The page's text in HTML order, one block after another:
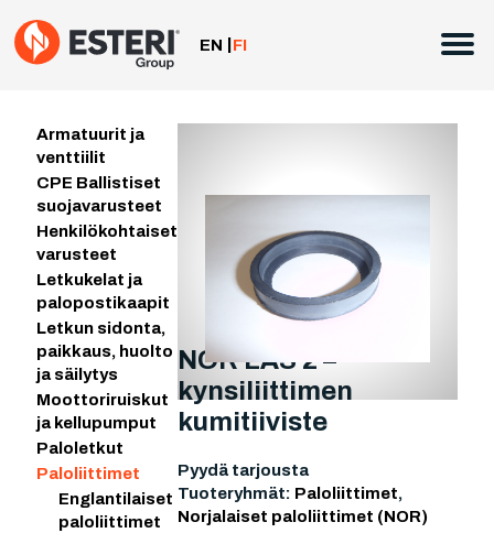
sisältöön
EN FI
Armatuurit ja
venttiilit
CPE Ballistiset
suojavarusteet
Henkilökohtaiset
varusteet
Letkukelat ja
palopostikaapit
Letkun sidonta,
paikkaus, huolto
ja säilytys
Moottoriruiskut
ja kellupumput
Paloletkut
Paloliittimet
Englantilaiset
paloliittimet
NOR LÅS 2 –
kynsiliittimen
kumitiiviste
Pyydä tarjousta
Tuoteryhmät: Paloliittimet,
Norjalaiset paloliittimet (NOR)